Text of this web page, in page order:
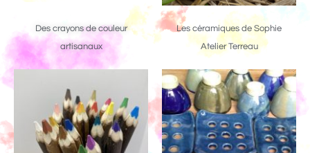
Des crayons de couleur
artisanaux
Les céramiques de Sophie
Atelier Terreau